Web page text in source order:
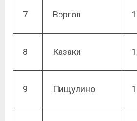
7 Воргол
8 Казаки
9 Пищулино